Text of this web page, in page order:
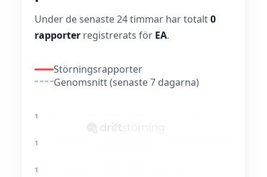
Under de senaste 24 timmar har totalt0
rapporter registrerats för EA.
Störningsrapporter
Genomsnitt (senaste 7 dagarna)
1
1
1